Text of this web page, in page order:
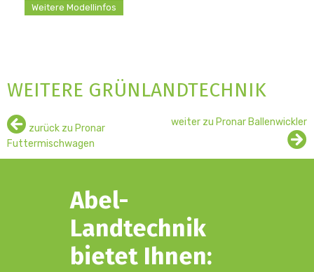
Weitere Modellinfos
WEITERE GRÜNLANDTECHNIK
mehr
Details
zurück zu Pronar
Futtermischwagen
weiter zu Pronar Ballenwickler
Abel-
Landtechnik
bietet Ihnen: